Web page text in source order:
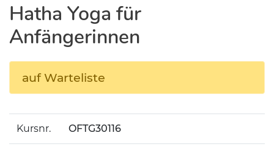
Hatha Yoga für
Anfängerinnen
auf Warteliste
Kursnr. OFTG30116